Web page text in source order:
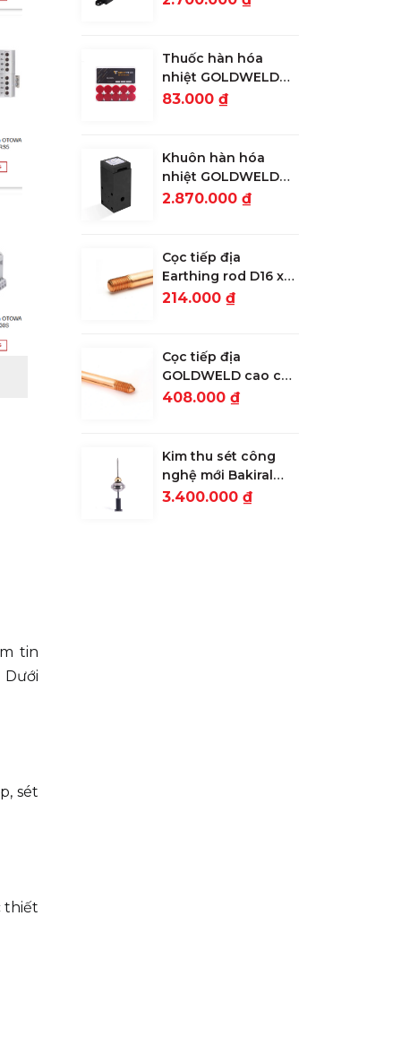
tin
sét
thiết
Thuốc hàn hóa
nhiệt GOLDWELD
90g
83.000 ₫
Khuôn hàn hóa
nhiệt GOLDWELD
CR25 nối cọc với 3
2.870.000 ₫
Cọc tiếp địa
Earthing rod D16 x
2.4m lớp mạ 30
214.000 ₫
Cọc tiếp địa
GOLDWELD cao cấp
D16 x 2.4m lớp mạ
408.000 ₫
Kim thu sét công
nghệ mới Bakiral
ALFA S ESE 15: Bán
3.400.000 ₫